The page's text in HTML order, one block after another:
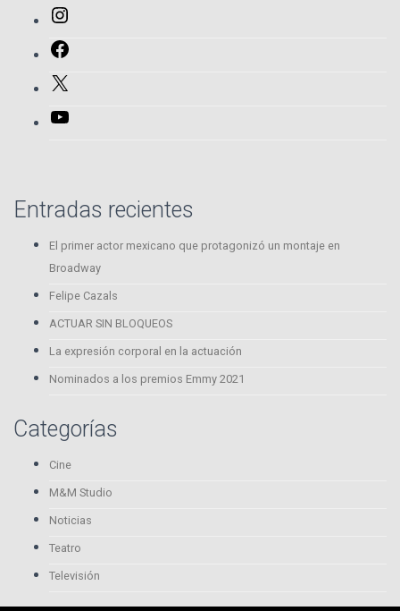
Entradas recientes
El primer actor mexicano que protagonizó un montaje en
Broadway
Felipe Cazals
ACTUAR SIN BLOQUEOS
La expresión corporal en la actuación
Nominados a los premios Emmy 2021
Categorías
Cine
M&M Studio
Noticias
Teatro
Televisión